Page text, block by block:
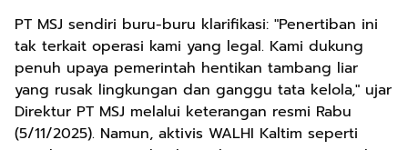
PT MSJ sendiri buru-buru klarifikasi: "Penertiban ini
tak terkait operasi kami yang legal. Kami dukung
penuh upaya pemerintah hentikan tambang liar
yang rusak lingkungan dan ganggu tata kelola," ujar
Direktur PT MSJ melalui keterangan resmi Rabu
(5/11/2025). Namun, aktivis WALHI Kaltim seperti